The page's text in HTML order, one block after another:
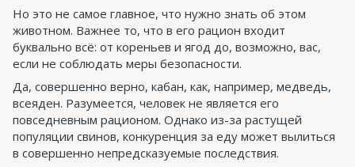
Но это не самое главное, что нужно знать об этом
животном. Важнее то, что в его рацион входит
буквально всё: от кореньев и ягод до, возможно, вас,
если не соблюдать меры безопасности.
Да, совершенно верно, кабан, как, например, медведь,
всеяден. Разумеется, человек не является его
повседневным рационом. Однако из-за растущей
популяции свинов, конкуренция за еду может вылиться
в совершенно непредсказуемые последствия.